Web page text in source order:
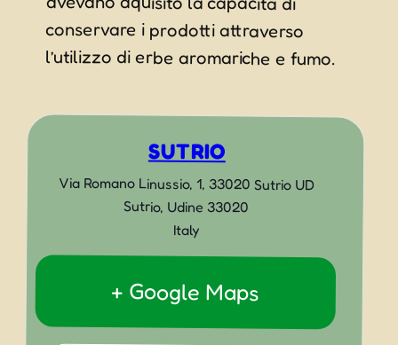
l’utilizzo di erbe aromariche e fumo.
SUTRIO
Via Romano Linussio, 1, 33020 Sutrio UD
Sutrio, Udine 33020
Italy
+ Google Maps